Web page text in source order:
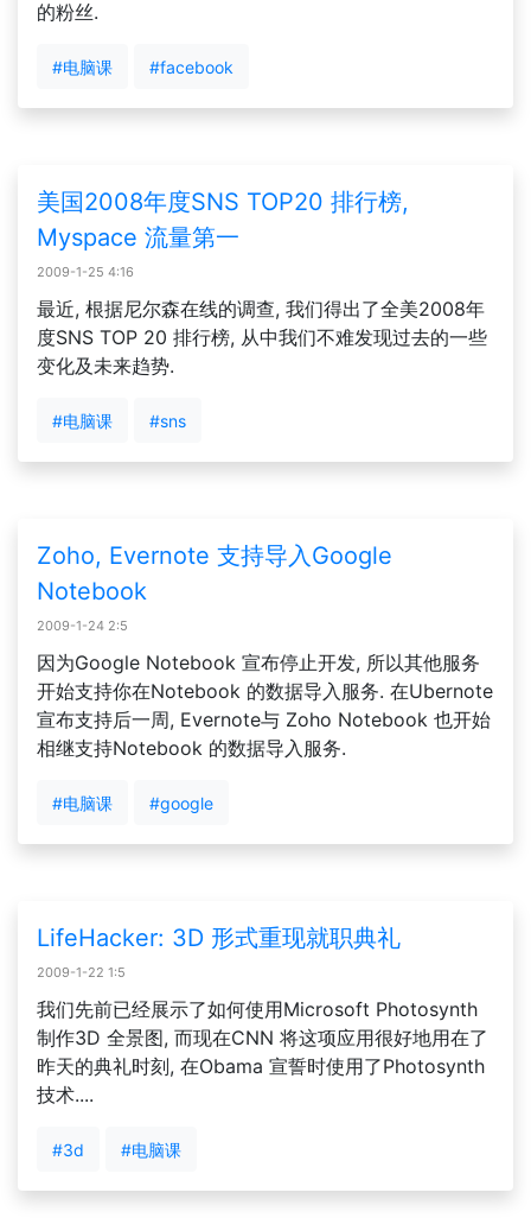
的粉丝.
#电脑课 #facebook
美国2008年度SNS TOP20 排行榜,
Myspace 流量第一
2009-1-25 4:16
最近, 根据尼尔森在线的调查, 我们得出了全美2008年
度SNS TOP 20 排行榜, 从中我们不难发现过去的一些
变化及未来趋势.
#电脑课 #sns
Zoho, Evernote 支持导入Google
Notebook
2009-1-24 2:5
因为Google Notebook 宣布停止开发, 所以其他服务
开始支持你在Notebook 的数据导入服务. 在Ubernote
宣布支持后一周, Evernote与 Zoho Notebook 也开始
相继支持Notebook 的数据导入服务.
#电脑课 #google
LifeHacker: 3D 形式重现就职典礼
2009-1-22 1:5
我们先前已经展示了如何使用Microsoft Photosynth
制作3D 全景图, 而现在CNN 将这项应用很好地用在了
昨天的典礼时刻, 在Obama 宣誓时使用了Photosynth
技术....
#3d #电脑课